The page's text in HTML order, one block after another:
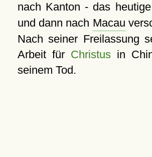
nach Kanton - das heutige
und dann nach Macau
Nach seiner Freilassung
Arbeit für Christus in
seinem Tod.